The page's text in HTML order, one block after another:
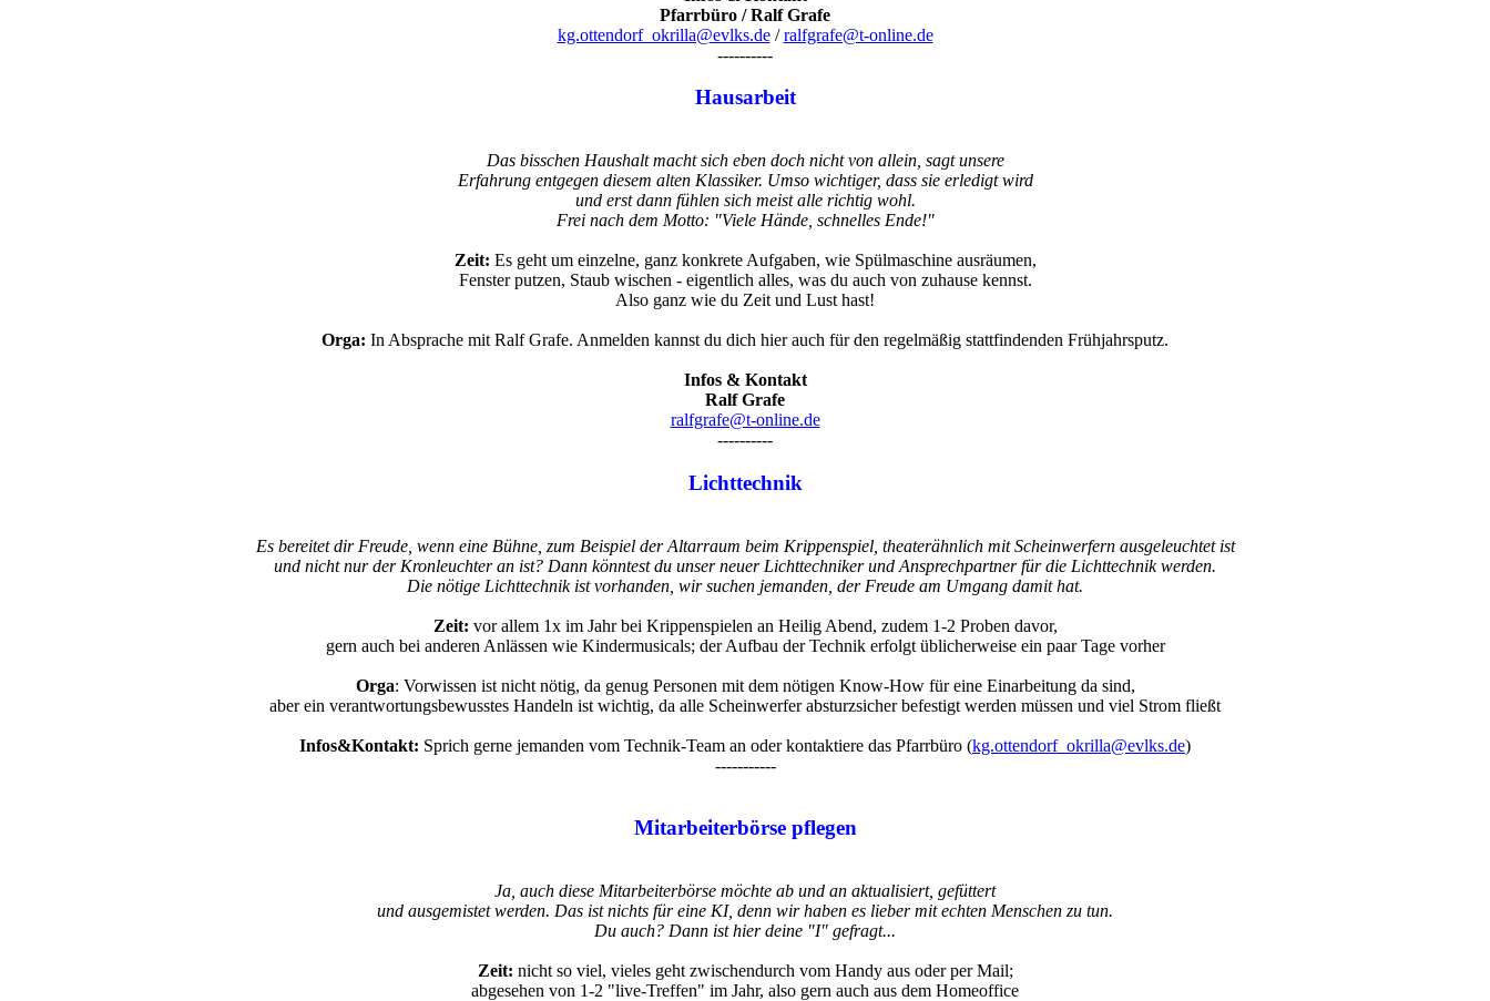
Pfarrbüro / Ralf Grafe
kg.ottendorf_okrilla@evlks.de/ralfgrafe@t-online.de
----------
Hausarbeit
Das bisschen Haushalt macht sich eben doch nicht von allein, sagt unsere
Erfahrung entgegen diesem alten Klassiker. Umso wichtiger, dass sie erledigt wird
und erst dann fühlen sich meist alle richtig wohl.
Frei nach dem Motto: "Viele Hände, schnelles Ende!"
Zeit: Es geht um einzelne, ganz konkrete Aufgaben, wie Spülmaschine ausräumen,
Fenster putzen, Staub wischen - eigentlich alles, was du auch von zuhause kennst.
Also ganz wie du Zeit und Lust hast!
Orga: In Absprache mit Ralf Grafe. Anmelden kannst du dich hier auch für den regelmäßig stattfindenden Frühjahrsputz.
Infos & Kontakt
Ralf Grafe
ralfgrafe@t-online.de
----------
Lichttechnik
Es bereitet dir Freude, wenn eine Bühne, zum Beispiel der Altarraum beim Krippenspiel, theaterähnlich mit Scheinwerfern ausgeleuchtet ist
und nicht nur der Kronleuchter an ist? Dann könntest du unser neuer Lichttechniker und Ansprechpartner für die Lichttechnik werden.
Die nötige Lichttechnik ist vorhanden, wir suchen jemanden, der Freude am Umgang damit hat.
Zeit: vor allem 1x im Jahr bei Krippenspielen an Heilig Abend, zudem 1-2 Proben davor,
gern auch bei anderen Anlässen wie Kindermusicals; der Aufbau der Technik erfolgt üblicherweise ein paar Tage vorher
Orga: Vorwissen ist nicht nötig, da genug Personen mit dem nötigen Know-How für eine Einarbeitung da sind,
aber ein verantwortungsbewusstes Handeln ist wichtig, da alle Scheinwerfer absturzsicher befestigt werden müssen und viel Strom fließt
Infos&Kontakt: Sprich gerne jemanden vom Technik-Team an oder kontaktiere das Pfarrbüro (kg.ottendorf_okrilla@evlks.de)
-----------
Mitarbeiterbörse pflegen
Ja, auch diese Mitarbeiterbörse möchte ab und an aktualisiert, gefüttert
und ausgemistet werden. Das ist nichts für eine KI, denn wir haben es lieber mit echten Menschen zu tun.
Du auch? Dann ist hier deine "I" gefragt...
Zeit: nicht so viel, vieles geht zwischendurch vom Handy aus oder per Mail;
abgesehen von 1-2 "live-Treffen" im Jahr, also gern auch aus dem Homeoffice